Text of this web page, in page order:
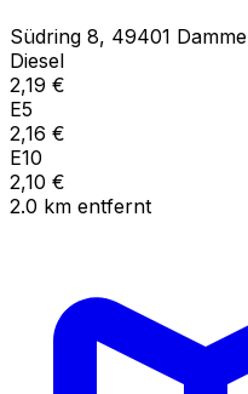
Südring 8, 49401 Damme
Diesel
2,19 €
E5
2,16 €
E10
2,10 €
2.0 km entfernt